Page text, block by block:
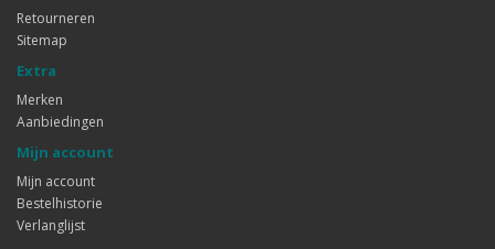
Retourneren
Sitemap
Extra
Merken
Aanbiedingen
Mijn account
Mijn account
Bestelhistorie
Verlanglijst